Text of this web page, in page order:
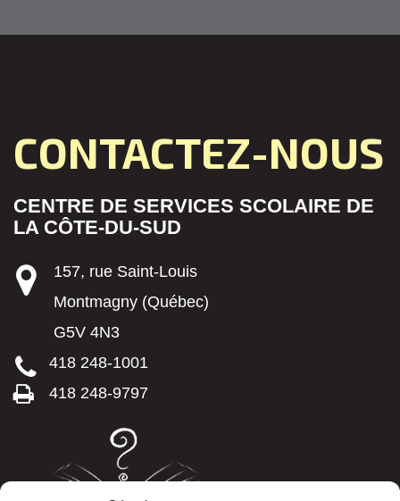
CONTACTEZ-NOUS
CENTRE DE SERVICES SCOLAIRE DE
LA CÔTE-DU-SUD
157, rue Saint-Louis
Montmagny (Québec)
G5V 4N3
418 248-1001
418 248-9797